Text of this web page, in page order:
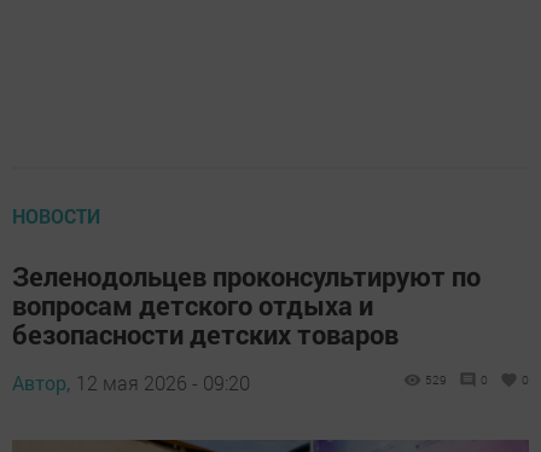
НОВОСТИ
Зеленодольцев проконсультируют по
вопросам детского отдыха и
безопасности детских товаров
Автор, 12 мая 2026 - 09:20 529 0 0